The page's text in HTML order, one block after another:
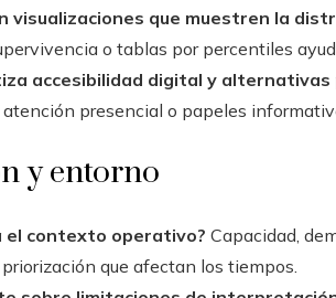
visualizaciones que muestren la
o tablas por percentiles
accesibilidad digital y
presencial o papeles
y entorno
el contexto operativo? Capacidad,
que afectan los tiempos.